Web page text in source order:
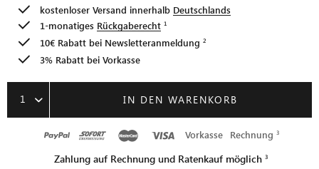
kostenloser Versand innerhalb Deutschlands
1-monatiges Rückgaberecht
10€ Rabatt bei Newsletteranmeldung
3% Rabatt bei Vorkasse
1 IN DEN WARENKORB
Vorkasse Rechnung
Zahlung auf Rechnung und Ratenkauf möglich